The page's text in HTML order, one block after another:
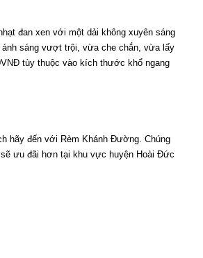
đan xen với một dải không xuyên sáng
sáng vượt trội, vừa che chắn, vừa lấy
tùy thuộc vào kích thước khổ ngang
hãy đến với Rèm Khánh Đường. Chúng
ưu đãi hơn tại khu vực huyện Hoài Đức